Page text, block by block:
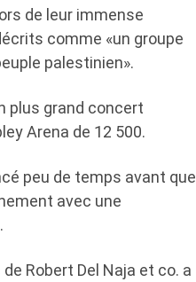
de leur immense
comme «un groupe
palestinien».
plus grand concert
Arena de 12 500.
peu de temps avant que
avec une
Robert Del Naja et co. a